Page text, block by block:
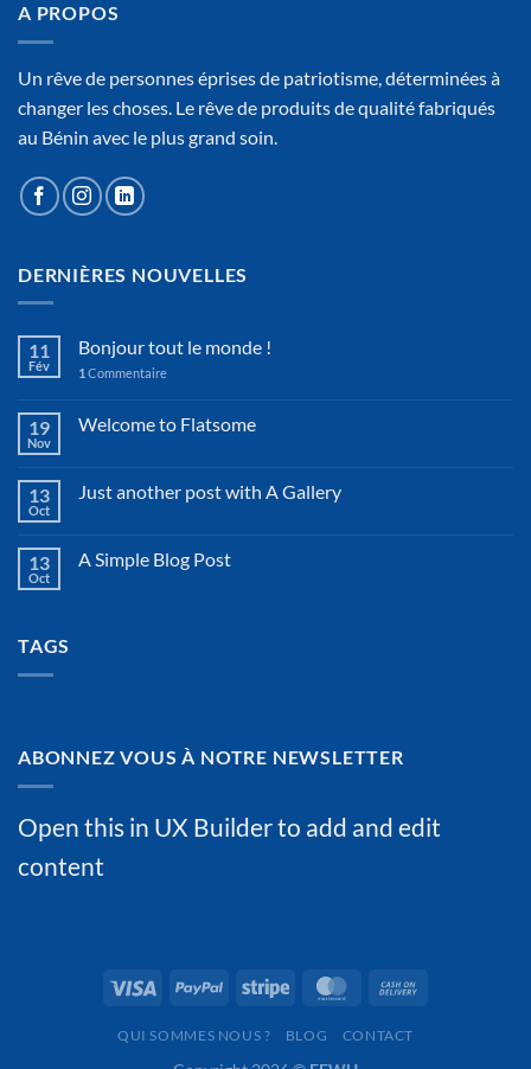
A PROPOS
Un rêve de personnes éprises de patriotisme, déterminées à
changer les choses. Le rêve de produits de qualité fabriqués
au Bénin avec le plus grand soin.
DERNIÈRES NOUVELLES
11
Fév
Bonjour tout le monde !
1 Commentaire
19
Nov
Welcome to Flatsome
13
Oct
Just another post with A Gallery
13
Oct
A Simple Blog Post
TAGS
ABONNEZ VOUS À NOTRE NEWSLETTER
Open this in UX Builder to add and edit
content
QUI SOMMES NOUS ? BLOG CONTACT